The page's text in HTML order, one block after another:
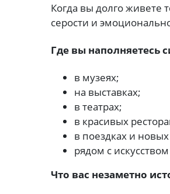
Когда вы долго живете
серости и
Где вы наполняетесь
в музеях;
на выставках;
в театрах;
в красивых
в поездках и
рядом с
Что вас незаметно